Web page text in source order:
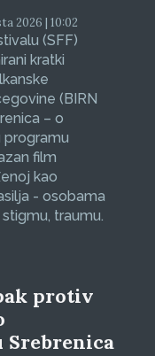
2026 | 10:02
(SFF)
kratki
(BIRN
– o
programu
film
kao
- osobama
traumu.
protiv